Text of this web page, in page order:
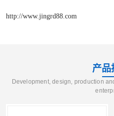
http://www.jingrd88.com
产品
Development, design, production